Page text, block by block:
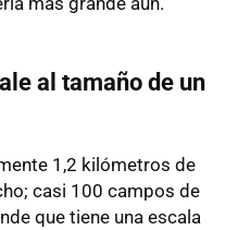
al tamaño de un
1,2 kilómetros de
casi 100 campos de
que tiene una escala